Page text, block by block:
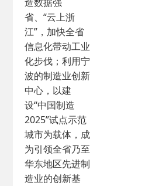
省、“云上浙
江”，加快全省
信息化带动工业
化步伐；利用宁
波的制造业创新
中心，以建
设“中国制造
2025”试点示范
城市为载体，成
为引领全省乃至
华东地区先进制
造业的创新基